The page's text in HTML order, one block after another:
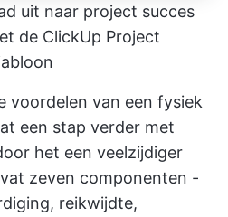
uit naar project succes
de ClickUp Project
voordelen van een fysiek
een stap verder met
het een veelzijdiger
zeven componenten -
reikwijdte,